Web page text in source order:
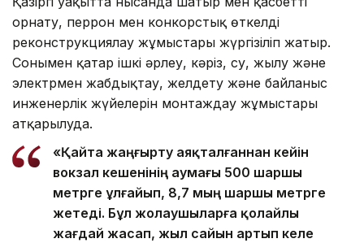
орнату, перрон мен конкорстық өткелді
реконструкциялау жұмыстары жүргізіліп жатыр.
Сонымен қатар ішкі әрлеу, кәріз, су, жылу және
электрмен жабдықтау, желдету және байланыс
инженерлік жүйелерін монтаждау жұмыстары
атқарылуда.
«Қайта жаңғырту аяқталғаннан кейін
вокзал кешенінің аумағы 500 шаршы
метрге ұлғайып, 8,7 мың шаршы метрге
жетеді. Бұл жолаушыларға қолайлы
жағдай жасап, жыл сайын артып келе